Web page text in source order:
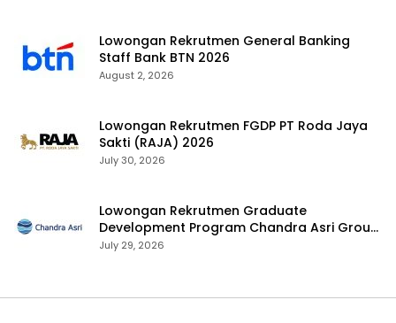
Lowongan Rekrutmen General Banking
Staff Bank BTN 2026
August 2, 2026
Lowongan Rekrutmen FGDP PT Roda Jaya
Sakti (RAJA) 2026
July 30, 2026
Lowongan Rekrutmen Graduate
Development Program Chandra Asri Group
2026
July 29, 2026